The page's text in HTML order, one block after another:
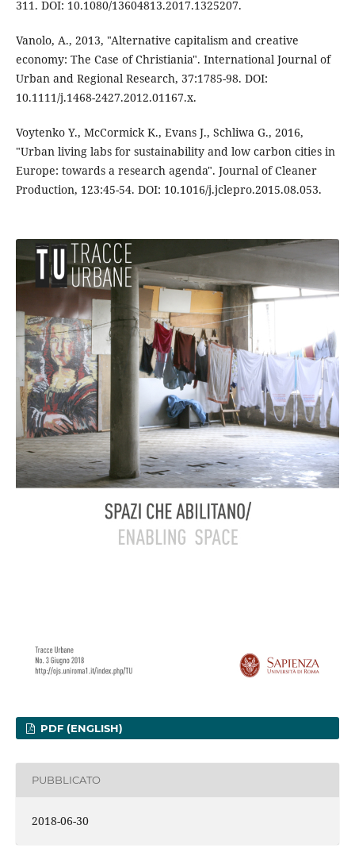
311. DOI: 10.1080/13604813.2017.1325207.
Vanolo, A., 2013, "Alternative capitalism and creative
economy: The Case of Christiania". International Journal of
Urban and Regional Research, 37:1785-98. DOI:
10.1111/j.1468-2427.2012.01167.x.
Voytenko Y., McCormick K., Evans J., Schliwa G., 2016,
"Urban living labs for sustainability and low carbon cities in
Europe: towards a research agenda". Journal of Cleaner
Production, 123:45-54. DOI: 10.1016/j.jclepro.2015.08.053.
PDF (ENGLISH)
PUBBLICATO
2018-06-30